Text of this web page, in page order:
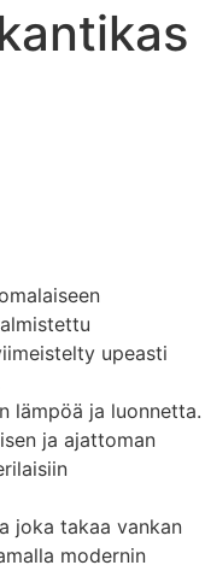
upeasti
lämpöä ja luonnetta.
ja ajattoman
joka takaa vankan
modernin